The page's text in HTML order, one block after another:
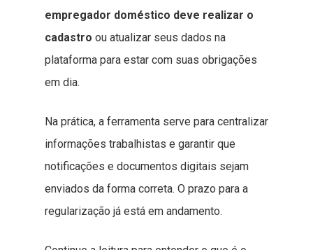
empregador doméstico deve realizar o
cadastro ou atualizar seus dados na
plataforma para estar com suas obrigações
em dia.
Na prática, a ferramenta serve para centralizar
informações trabalhistas e garantir que
notificações e documentos digitais sejam
enviados da forma correta. O prazo para a
regularização já está em andamento.